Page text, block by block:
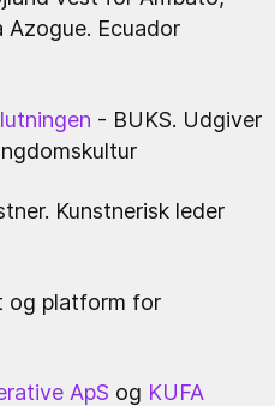
Azogue. Ecuador
- BUKS. Udgiver
Kunstnerisk leder
og platform for
ApS og KUFA